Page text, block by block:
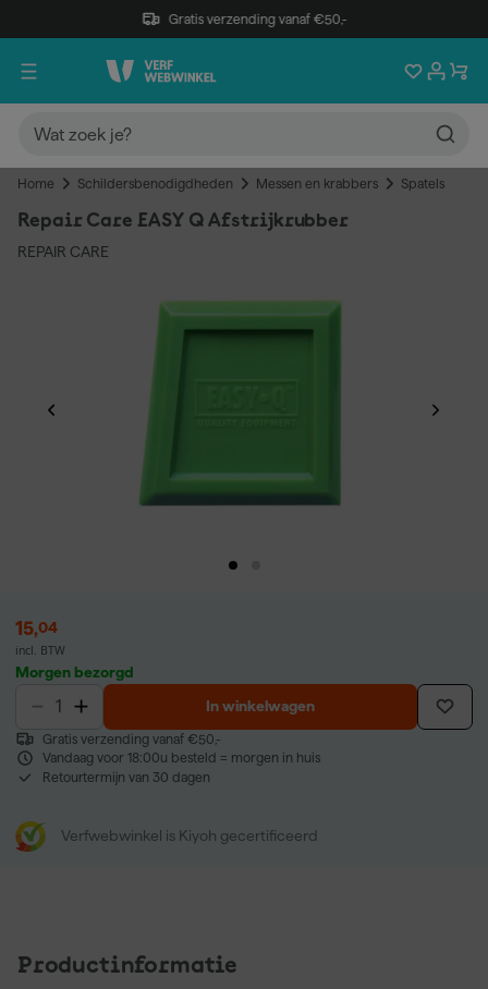
Gratis verzending vanaf €50,-
Home Schildersbenodigdheden Messen en krabbers Spatels
Repair Care EASY Q Afstrijkrubber
REPAIR CARE
15,04
incl. BTW
Morgen bezorgd
In winkelwagen
Gratis verzending vanaf €50,-
Vandaag voor 18:00u besteld = morgen in huis
Retourtermijn van 30 dagen
Verfwebwinkel is Kiyoh gecertificeerd
Productinformatie